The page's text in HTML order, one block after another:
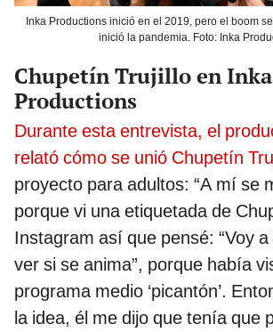
Inka Productions inició en el 2019, pero el boom
inició la pandemia. Foto: Inka
Chupetín Trujillo en Inka
Productions
Durante esta entrevista, el
relató cómo se unió Chupetín
proyecto para adultos: “A mí se
porque vi una etiquetada de
Instagram así que pensé: “Voy
ver si se anima”, porque había
programa medio ‘picantón’.
la idea, él me dijo que tenía que